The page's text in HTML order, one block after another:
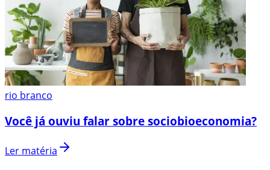
rio branco
Você já ouviu falar sobre sociobioeconomia?
Ler matéria